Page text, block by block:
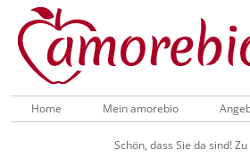
Home Mein amorebio
Schön, dass Sie da sind!